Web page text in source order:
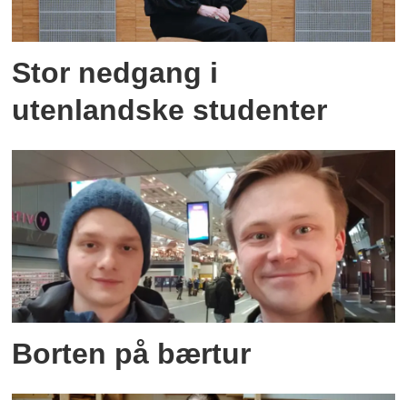
Stor nedgang i
utenlandske studenter
Borten på bærtur